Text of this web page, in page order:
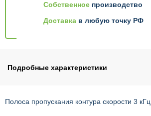
Собственное производство
Доставка в любую точку РФ
Подробные характеристики
Полоса пропускания контура скорости 3 кГц